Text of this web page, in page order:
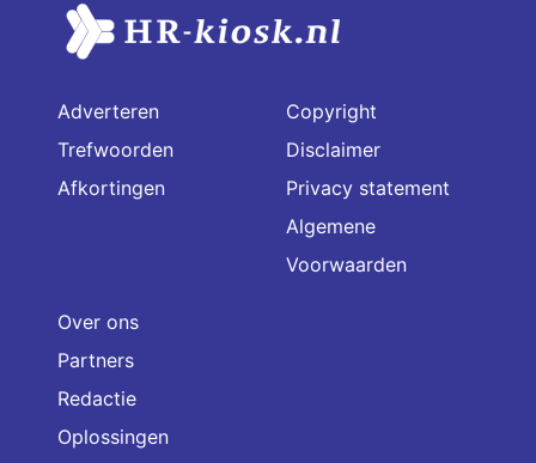
Adverteren
Trefwoorden
Afkortingen
Copyright
Disclaimer
Privacy statement
Algemene
Voorwaarden
Over ons
Partners
Redactie
Oplossingen